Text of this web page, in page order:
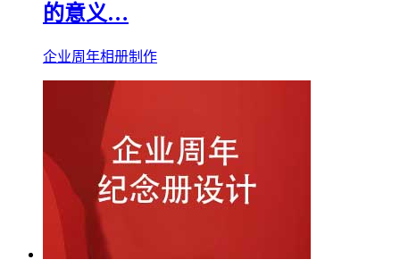
的意义…
企业周年相册制作